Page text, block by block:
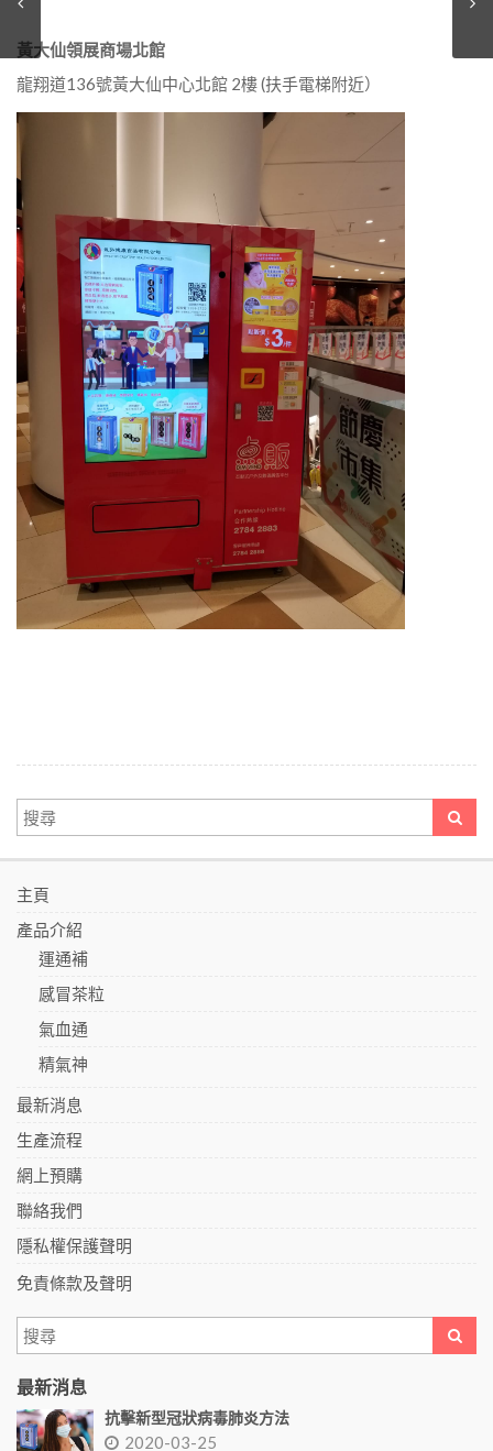
黃大仙領展商場北館
龍翔道136號黃大仙中心北館 2樓 (扶手電梯附近）
主頁
產品介紹
運通補
感冒茶粒
氣血通
精氣神
最新消息
生產流程
網上預購
聯絡我們
隱私權保護聲明
免責條款及聲明
最新消息
抗擊新型冠狀病毒肺炎方法
2020-03-25